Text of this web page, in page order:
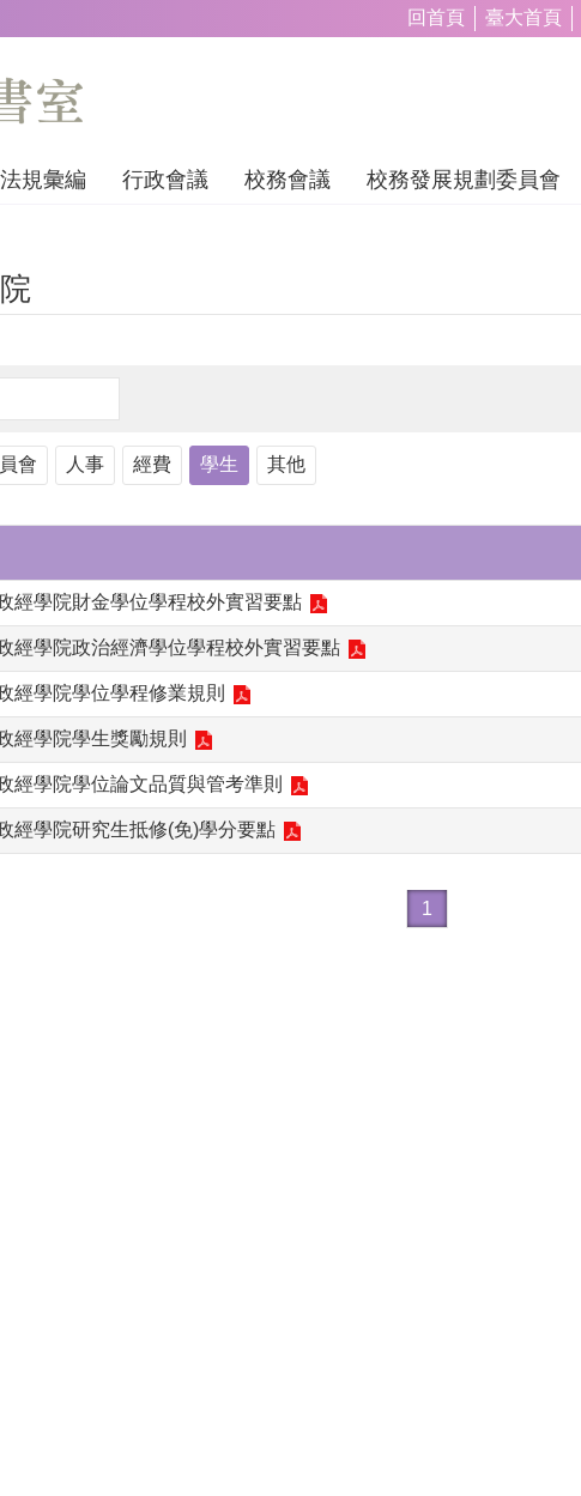
回首頁 臺大首頁
法規彙編 行政會議 校務會議 校務發展規劃委員會
會 人事 經費 學生 其他
經學院財金學位學程校外實習要點
經學院政治經濟學位學程校外實習要點
經學院學位學程修業規則
經學院學生獎勵規則
經學院學位論文品質與管考準則
經學院研究生抵修(免)學分要點
1